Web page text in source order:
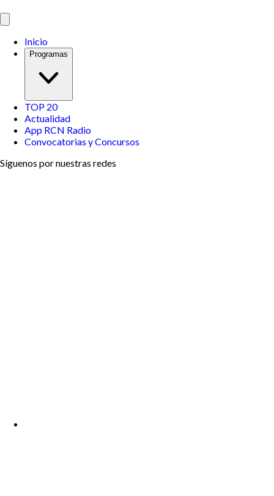
Inicio
Programas
TOP 20
Actualidad
App RCN Radio
Convocatorias y Concursos
Síguenos por nuestras redes